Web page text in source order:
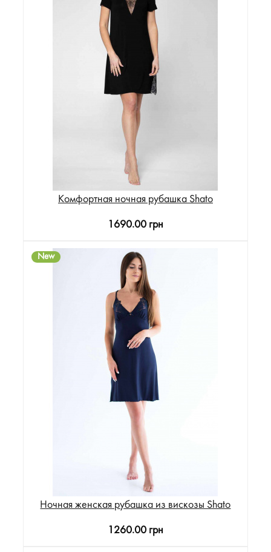
Комфортная ночная рубашка Shato
1690.00 грн
New
Ночная женская рубашка из вискозы Shato
1260.00 грн